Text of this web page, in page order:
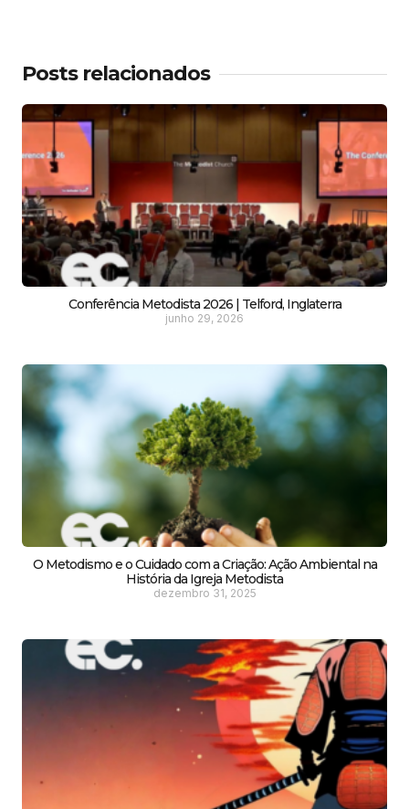
Posts relacionados
Conferência Metodista 2026 | Telford, Inglaterra
junho 29, 2026
O Metodismo e o Cuidado com a Criação: Ação Ambiental na
História da Igreja Metodista
dezembro 31, 2025